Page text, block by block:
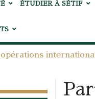
ÉTUDIER À SÉTIF